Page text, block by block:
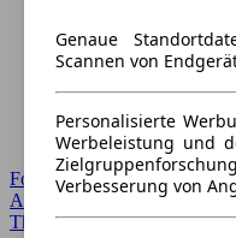
Forum Startseite
Alle Auto-Foren
Themen-Forum
Genaue
Scannen von
Personalisierte
Werbeleistung und
Verbesserung von